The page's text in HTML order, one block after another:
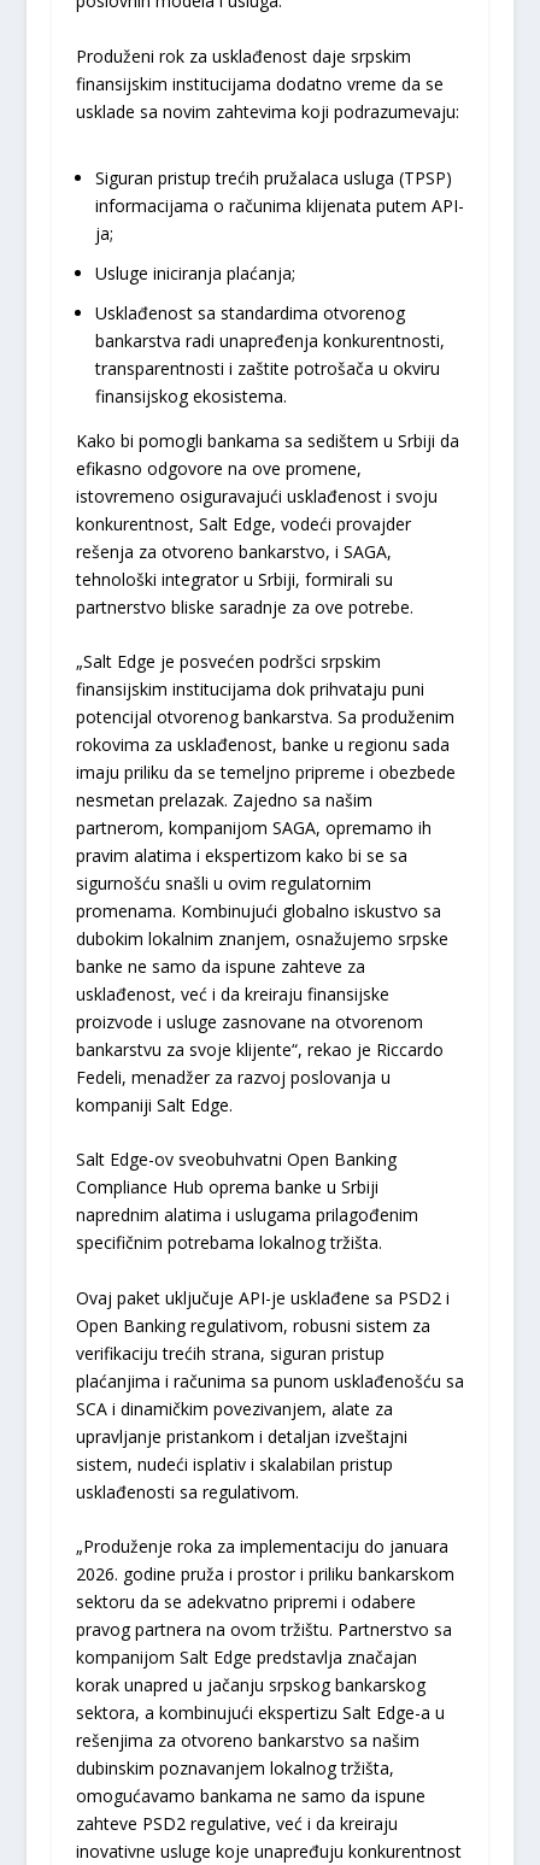
Produženi rok za usklađenost daje srpskim
finansijskim institucijama dodatno vreme da se
usklade sa novim zahtevima koji podrazumevaju:
Siguran pristup trećih pružalaca usluga (TPSP)
informacijama o računima klijenata putem API-
ja;
Usluge iniciranja plaćanja;
Usklađenost sa standardima otvorenog
bankarstva radi unapređenja konkurentnosti,
transparentnosti i zaštite potrošača u okviru
finansijskog ekosistema.
Kako bi pomogli bankama sa sedištem u Srbiji da
efikasno odgovore na ove promene,
istovremeno osiguravajući usklađenost i svoju
konkurentnost, Salt Edge, vodeći provajder
rešenja za otvoreno bankarstvo, i SAGA,
tehnološki integrator u Srbiji, formirali su
partnerstvo bliske saradnje za ove potrebe.
„Salt Edge je posvećen podršci srpskim
finansijskim institucijama dok prihvataju puni
potencijal otvorenog bankarstva. Sa produženim
rokovima za usklađenost, banke u regionu sada
imaju priliku da se temeljno pripreme i obezbede
nesmetan prelazak. Zajedno sa našim
partnerom, kompanijom SAGA, opremamo ih
pravim alatima i ekspertizom kako bi se sa
sigurnošću snašli u ovim regulatornim
promenama. Kombinujući globalno iskustvo sa
dubokim lokalnim znanjem, osnažujemo srpske
banke ne samo da ispune zahteve za
usklađenost, već i da kreiraju finansijske
proizvode i usluge zasnovane na otvorenom
bankarstvu za svoje klijente“, rekao je Riccardo
Fedeli, menadžer za razvoj poslovanja u
kompaniji Salt Edge.
Salt Edge-ov sveobuhvatni Open Banking
Compliance Hub oprema banke u Srbiji
naprednim alatima i uslugama prilagođenim
specifičnim potrebama lokalnog tržišta.
Ovaj paket uključuje API-je usklađene sa PSD2 i
Open Banking regulativom, robusni sistem za
verifikaciju trećih strana, siguran pristup
plaćanjima i računima sa punom usklađenošću sa
SCA i dinamičkim povezivanjem, alate za
upravljanje pristankom i detaljan izveštajni
sistem, nudeći isplativ i skalabilan pristup
usklađenosti sa regulativom.
„Produženje roka za implementaciju do januara
2026. godine pruža i prostor i priliku bankarskom
sektoru da se adekvatno pripremi i odabere
pravog partnera na ovom tržištu. Partnerstvo sa
kompanijom Salt Edge predstavlja značajan
korak unapred u jačanju srpskog bankarskog
sektora, a kombinujući ekspertizu Salt Edge-a u
rešenjima za otvoreno bankarstvo sa našim
dubinskim poznavanjem lokalnog tržišta,
omogućavamo bankama ne samo da ispune
zahteve PSD2 regulative, već i da kreiraju
inovativne usluge koje unapređuju konkurentnost